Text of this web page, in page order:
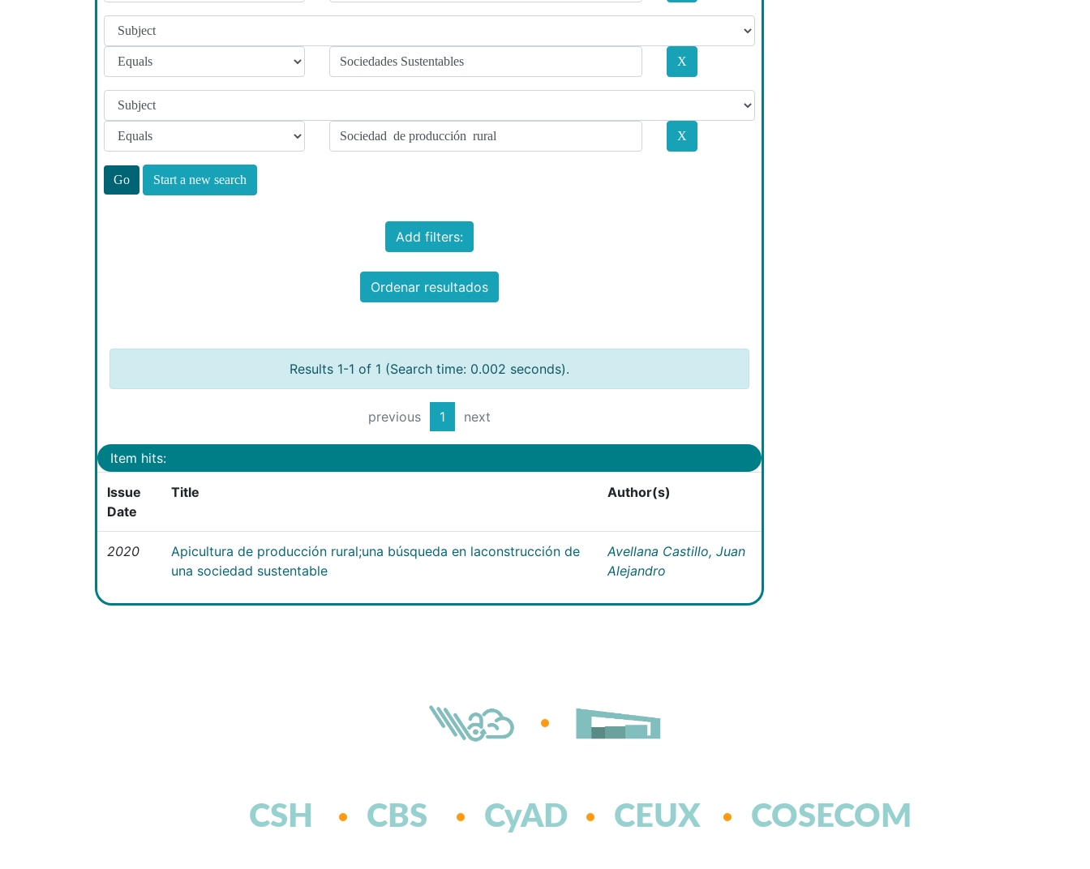
Start a new search
Add filters:
Ordenar resultados
Results 1-1 of 1 (Search time: 0.002 seconds).
previous 1 next
Item hits:
Issue
Date
Title Author(s)
2020
Apicultura de producción rural;una búsqueda en laconstrucción de
una sociedad sustentable
Avellana Castillo, Juan
Alejandro
CSH CBS CyAD CEUX COSECOM